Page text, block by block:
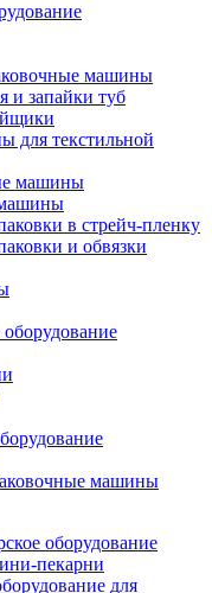
машины
запайки туб
для текстильной
машины
в стрейч-пленку
и обвязки
машины
оборудование
пекарни
для